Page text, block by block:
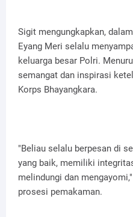
Sigit mengungkapkan,
Eyang Meri selalu
keluarga besar Polri.
semangat dan inspirasi
Korps Bhayangkara.
"Beliau selalu berpesan di
yang baik, memiliki
melindungi dan
prosesi pemakaman.